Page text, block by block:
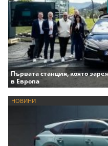
Първата станция, която
в Европа
НОВИНИ